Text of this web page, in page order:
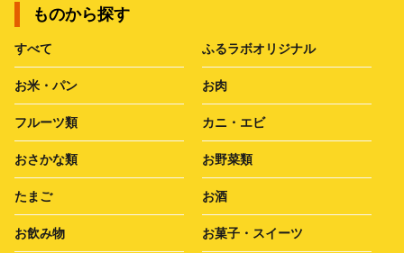
ものから探す
すべて ふるラボオリジナル
お米・パン お肉
フルーツ類 カニ・エビ
おさかな類 お野菜類
たまご お酒
お飲み物 お菓子・スイーツ